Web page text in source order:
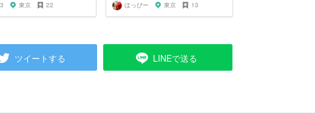
東京 22 ほっぴー 東京 13
ツイートする LINEで送る